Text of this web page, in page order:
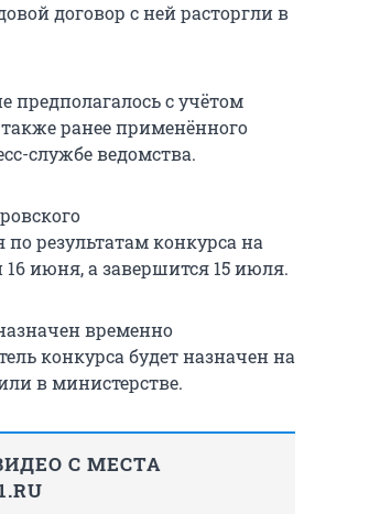
договор с ней расторгли в
предполагалось с учётом
ранее применённого
службе ведомства.
по результатам конкурса на
июня, а завершится 15 июля.
временно
конкурса будет назначен на
в министерстве.
С МЕСТА